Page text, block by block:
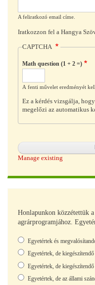
A feliratkozó email címe.
Iratkozzon fel a Hangya
CAPTCHA
Math question (1 + 2 =)
A fenti művelet eredményét
Ez a kérdés vizsgálja,
megelőzi az automatikus
Manage existing
Honlapunkon közzétettük
agrárprogramjához.
Választások
Egyetértek és
Egyetértek, de
Egyetértek, de
Egyetértek, de az állami